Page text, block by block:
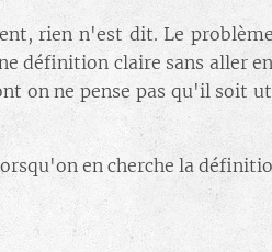
rien n'est dit. Le
définition claire sans aller
on ne pense pas qu'il soit
en cherche la